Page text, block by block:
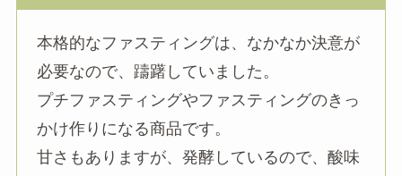
本格的なファスティングは、なかなか決意が
必要なので、躊躇していました。
プチファスティングやファスティングのきっ
かけ作りになる商品です。
甘さもありますが、発酵しているので、酸味